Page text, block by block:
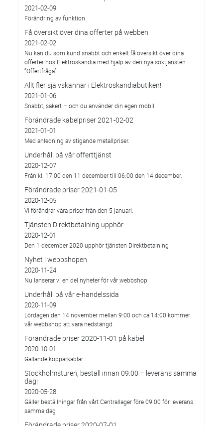
2021-02-09
Förändring av funktion.
Få översikt över dina offerter på webben
2021-02-02
Nu kan du som kund snabbt och enkelt få översikt över dina
offerter hos Elektroskandia med hjälp av den nya söktjänsten
”Offertfråga”.
Allt fler självskannar i Elektroskandiabutiken!
2021-01-06
Snabbt, säkert – och du använder din egen mobil
Förändrade kabelpriser 2021-02-02
2021-01-01
Med anledning av stigande metallpriser.
Underhåll på vår offerttjänst
2020-12-07
Från kl. 17:00 den 11 december till 06:00 den 14 december.
Förändrade priser 2021-01-05
2020-12-05
Vi förändrar våra priser från den 5 januari.
Tjänsten Direktbetalning upphör.
2020-12-01
Den 1 december 2020 upphör tjänsten Direktbetalning
Nyhet i webbshopen
2020-11-24
Nu lanserar vi en del nyheter för vår webbshop
Underhåll på vår e-handelssida
2020-11-09
Lördagen den 14 november mellan 9:00 och ca 14:00 kommer
vår webbshop att vara nedstängd.
Förändrade priser 2020-11-01 på kabel
2020-10-01
Gällande kopparkablar
Stockholmsturen, beställ innan 09.00 – leverans samma
dag!
2020-05-28
Gäller beställningar från vårt Centrallager före 09.00 för leverans
samma dag